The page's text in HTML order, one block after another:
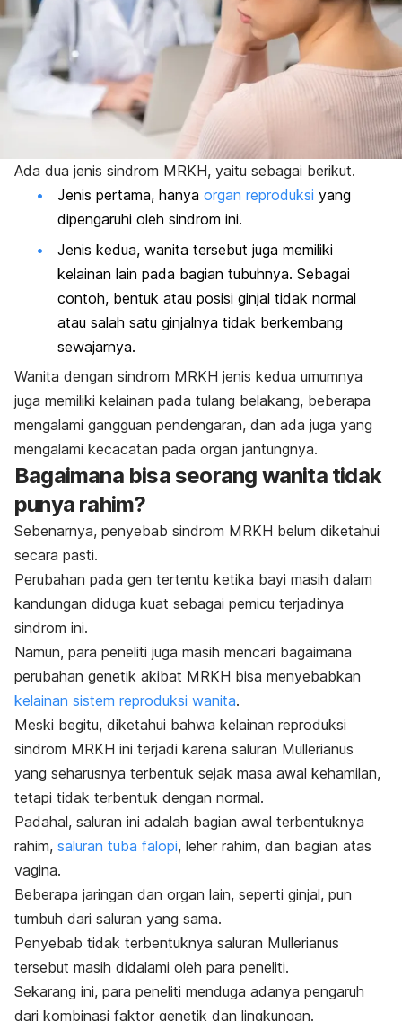
Ada dua jenis sindrom MRKH, yaitu sebagai berikut.
Jenis pertama, hanya organ reproduksi yang
dipengaruhi oleh sindrom ini.
Jenis kedua, wanita tersebut juga memiliki
kelainan lain pada bagian tubuhnya. Sebagai
contoh, bentuk atau posisi ginjal tidak normal
atau salah satu ginjalnya tidak berkembang
sewajarnya.
Wanita dengan sindrom MRKH jenis kedua umumnya
juga memiliki kelainan pada tulang belakang, beberapa
mengalami gangguan pendengaran, dan ada juga yang
mengalami kecacatan pada organ jantungnya.
Bagaimana bisa seorang wanita tidak
punya rahim?
Sebenarnya, penyebab sindrom MRKH belum diketahui
secara pasti.
Perubahan pada gen tertentu ketika bayi masih dalam
kandungan diduga kuat sebagai pemicu terjadinya
sindrom ini.
Namun, para peneliti juga masih mencari bagaimana
perubahan genetik akibat MRKH bisa menyebabkan
kelainan sistem reproduksi wanita.
Meski begitu, diketahui bahwa kelainan reproduksi
sindrom MRKH ini terjadi karena saluran Mullerianus
yang seharusnya terbentuk sejak masa awal kehamilan,
tetapi tidak terbentuk dengan normal.
Padahal, saluran ini adalah bagian awal terbentuknya
rahim, saluran tuba falopi, leher rahim, dan bagian atas
vagina.
Beberapa jaringan dan organ lain, seperti ginjal, pun
tumbuh dari saluran yang sama.
Penyebab tidak terbentuknya saluran Mullerianus
tersebut masih didalami oleh para peneliti.
Sekarang ini, para peneliti menduga adanya pengaruh
dari kombinasi faktor genetik dan lingkungan.